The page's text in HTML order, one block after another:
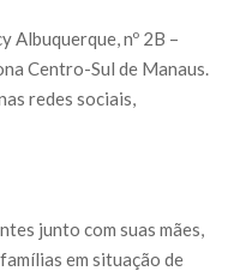
Albuquerque, nº 2B –
Centro-Sul de Manaus.
redes sociais,
junto com suas mães,
em situação de